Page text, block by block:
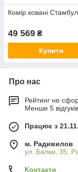
Комір ковані Стамбул
49 569 ₴
Купити
Про нас
Рейтинг не
Менше 5
Працює з
м. Радивилов
ул. Балки, 35,
Контакти